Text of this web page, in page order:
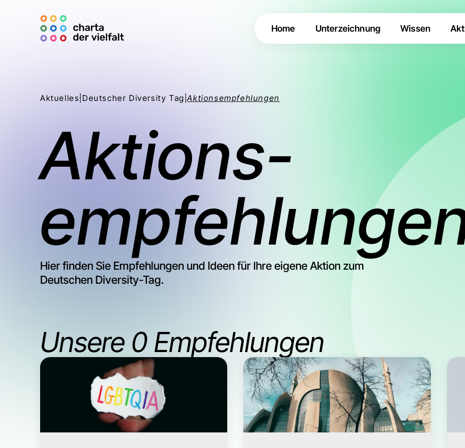
Home Unterzeichnung Wissen
Aktuelles Deutscher Diversity Tag |Aktionsempfehlungen
Aktions-
Hier finden Sie Empfehlungen und Ideen für Ihre eigene Aktion zum
Deutschen Diversity-Tag.
Unsere 0Empfehlungen